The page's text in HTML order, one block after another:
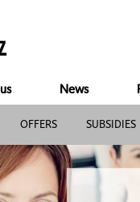
News
OFFERS SUBSIDIES